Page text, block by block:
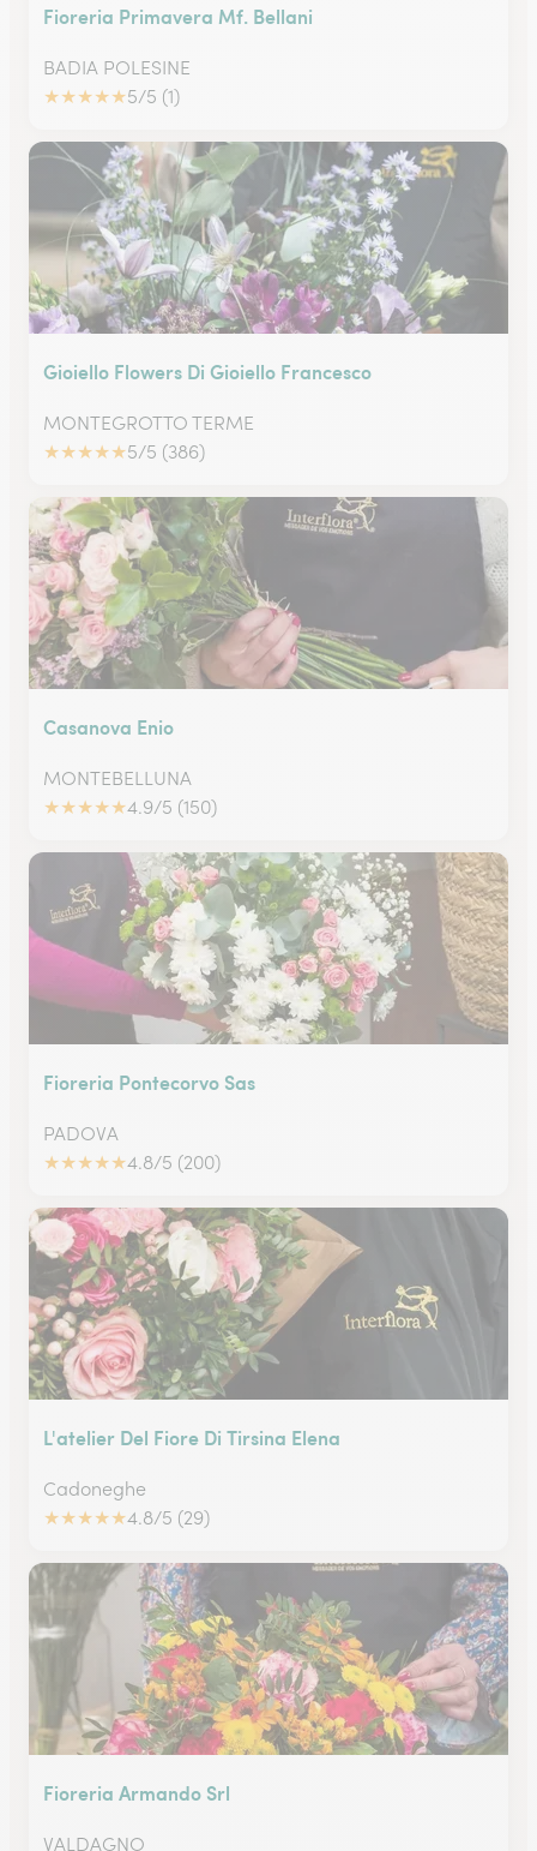
Fioreria Primavera Mf. Bellani
BADIA POLESINE
★★★★★5/5 (1)
Gioiello Flowers Di Gioiello Francesco
MONTEGROTTO TERME
★★★★★5/5 (386)
Casanova Enio
MONTEBELLUNA
★★★★★4.9/5 (150)
Fioreria Pontecorvo Sas
PADOVA
★★★★★4.8/5 (200)
L'atelier Del Fiore Di Tirsina Elena
Cadoneghe
★★★★★4.8/5 (29)
Fioreria Armando Srl
VALDAGNO